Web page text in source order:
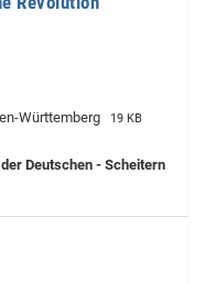
Württemberg 19 KB
Deutschen - Scheitern